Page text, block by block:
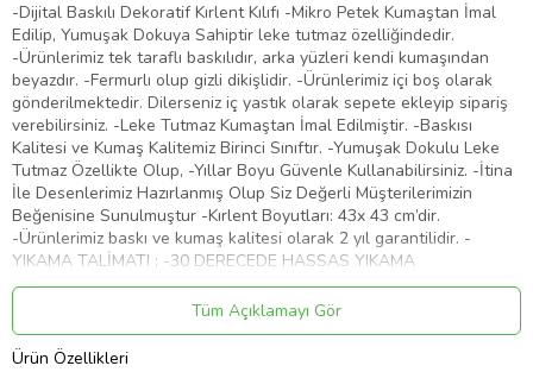
-Dijital Baskılı Dekoratif Kırlent Kılıfı -Mikro Petek Kumaştan İmal
Edilip, Yumuşak Dokuya Sahiptir leke tutmaz özelliğindedir.
-Ürünlerimiz tek taraflı baskılıdır, arka yüzleri kendi kumaşından
beyazdır. -Fermurlı olup gizli dikişlidir. -Ürünlerimiz içi boş olarak
gönderilmektedir. Dilerseniz iç yastık olarak sepete ekleyip sipariş
verebilirsiniz. -Leke Tutmaz Kumaştan İmal Edilmiştir. -Baskısı
Kalitesi ve Kumaş Kalitemiz Birinci Sınıftır. -Yumuşak Dokulu Leke
Tutmaz Özellikte Olup, -Yıllar Boyu Güvenle Kullanabilirsiniz. -İtina
İle Desenlerimiz Hazırlanmış Olup Siz Değerli Müşterilerimizin
Beğenisine Sunulmuştur -Kırlent Boyutları: 43x 43 cm’dir.
-Ürünlerimiz baskı ve kumaş kalitesi olarak 2 yıl garantilidir. -
YIKAMA TALİMATI ; -30 DERECEDE HASSAS YIKAMA
YAPILMALIDIR. – OPTİKLİ DETERJAN , AĞARTICI VE ÇAMAŞIR
SUYU KULLANILMAZ. – KURUTUCUDA KURUTMAYA UYGUN
DEĞİLDİR. -Ürünlerimizde kullanılan tekstil boyaları uluslar arası
OEKO-TEX® -Standard 100 sertifikasına sahiptir. -İnsan sağlığına
Tüm Açıklamayı Gör
Ürün Özellikleri